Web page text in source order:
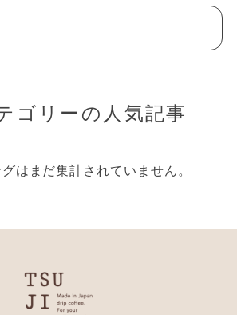
ゴリーの人気記事
はまだ集計されていません。